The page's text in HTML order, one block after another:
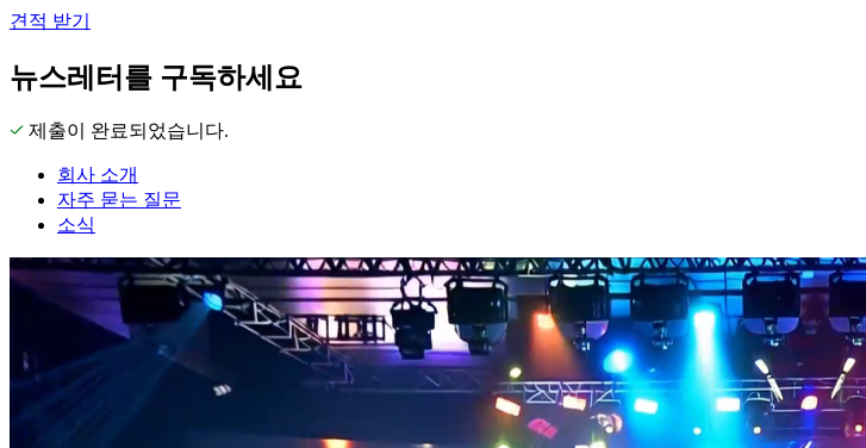
견적 받기
뉴스레터를 구독하세요
제출이 완료되었습니다.
회사 소개
자주 묻는 질문
소식